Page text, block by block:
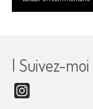
| Suivez-moi